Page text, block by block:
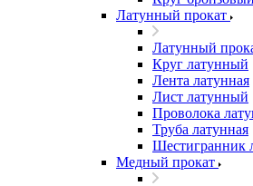
Латунный прокат
Латунный
Круг латунный
Лента латунная
Лист латунный
Проволока
Труба латунная
Шестигранник
Медный прокат